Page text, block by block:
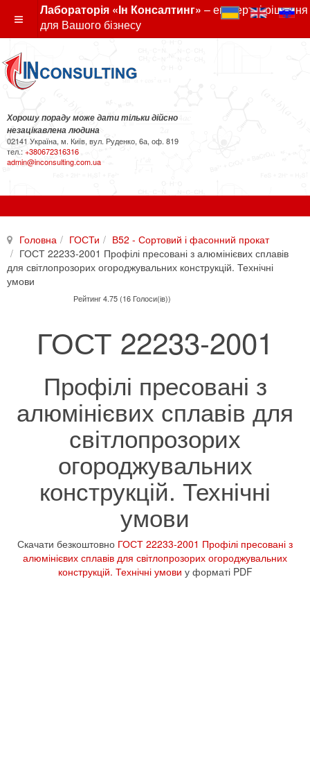
Лабораторія «Ін Консалтинг» – експертні рішення
для Вашого бізнесу
Хорошу пораду може дати тільки дійсно
незацікавлена людина
02141 Україна, м. Київ, вул. Руденко, 6а, оф. 819
тел.: +380672316316
admin@inconsulting.com.ua
Головна ГОСТи
В52 - Сортовий і фасонний прокат
ГОСТ 22233-2001 Профілі пресовані з алюмінієвих сплавів
для світлопрозорих огороджувальних конструкцій. Технічні
умови
Рейтинг 4.75 (16 Голоси(ів))
ГОСТ 22233-2001
Профілі пресовані з
алюмінієвих сплавів для
світлопрозорих
огороджувальних
конструкцій. Технічні
умови
Скачати безкоштовно ГОСТ 22233-2001 Профілі пресовані з
алюмінієвих сплавів для світлопрозорих огороджувальних
конструкцій. Технічні умови у форматі PDF